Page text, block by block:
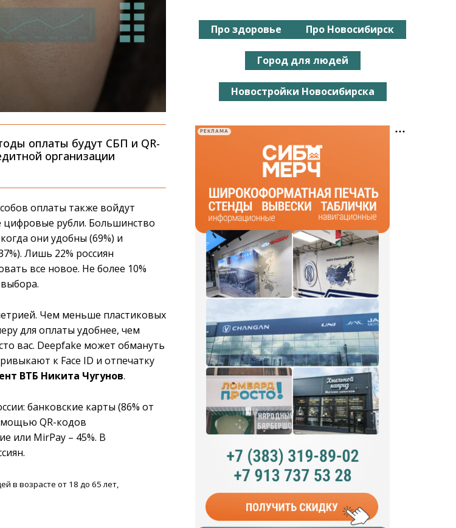
оплаты будут СБП и QR-
организации
оплаты также войдут
цифровые рубли. Большинство
они удобны (69%) и
Лишь 22% россиян
все новое. Не более 10%
Чем меньше пластиковых
для оплаты удобнее, чем
вас. Deepfake может обмануть
к Face ID и отпечатку
ВТБ Никита Чугунов.
банковские карты (86% от
QR-кодов
или MirPay – 45%. В
в возрасте от 18 до 65 лет,
Про здоровье Про Новосибирск
Город для людей
Новостройки Новосибирска
РЕКЛАМА